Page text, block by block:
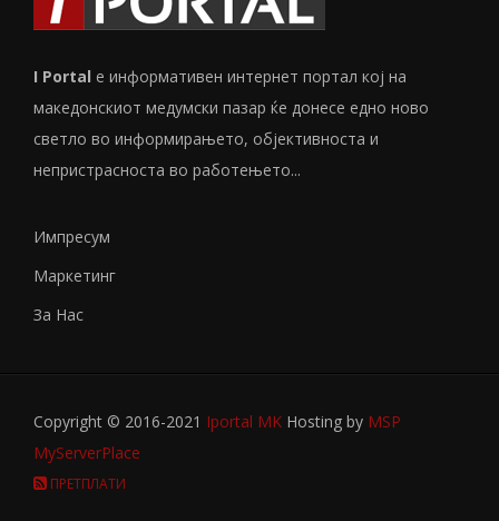
I Portal е информативен интернет портал кој на
македонскиот медумски пазар ќе донесе едно ново
светло во информирањето, објективноста и
непристрасноста во работењето...
Импресум
Маркетинг
За Нас
Copyright © 2016-2021 Iportal MK Hosting by MSP
MyServerPlace
ПРЕТПЛАТИ